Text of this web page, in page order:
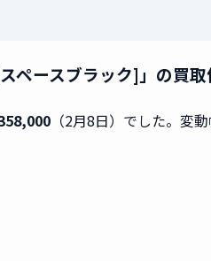
ペースブラック]」の買取
（2月8日）でした。変